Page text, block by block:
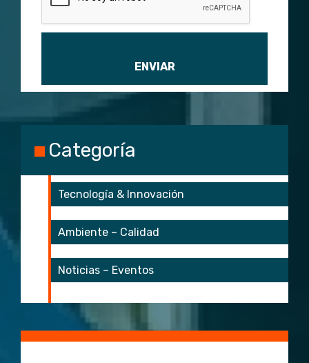
Categoría
Tecnología & Innovación
Ambiente – Calidad
Noticias – Eventos